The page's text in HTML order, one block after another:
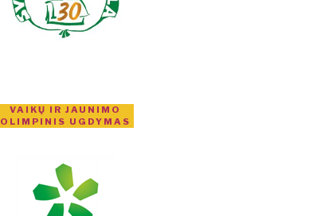
VAIKŲ IR JAUNIMO
OLIMPINIS UGDYMAS